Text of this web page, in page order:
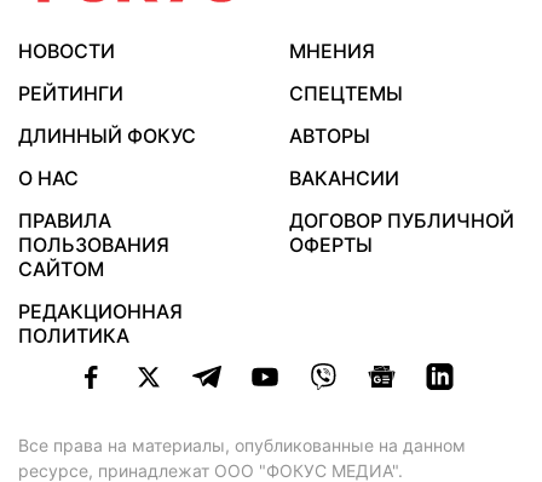
НОВОСТИ
МНЕНИЯ
РЕЙТИНГИ
СПЕЦТЕМЫ
ДЛИННЫЙ ФОКУС
АВТОРЫ
О НАС
ВАКАНСИИ
ПРАВИЛА
ПОЛЬЗОВАНИЯ
САЙТОМ
ДОГОВОР ПУБЛИЧНОЙ
ОФЕРТЫ
РЕДАКЦИОННАЯ
ПОЛИТИКА
Все права на материалы, опубликованные на данном
ресурсе, принадлежат ООО "ФОКУС МЕДИА".